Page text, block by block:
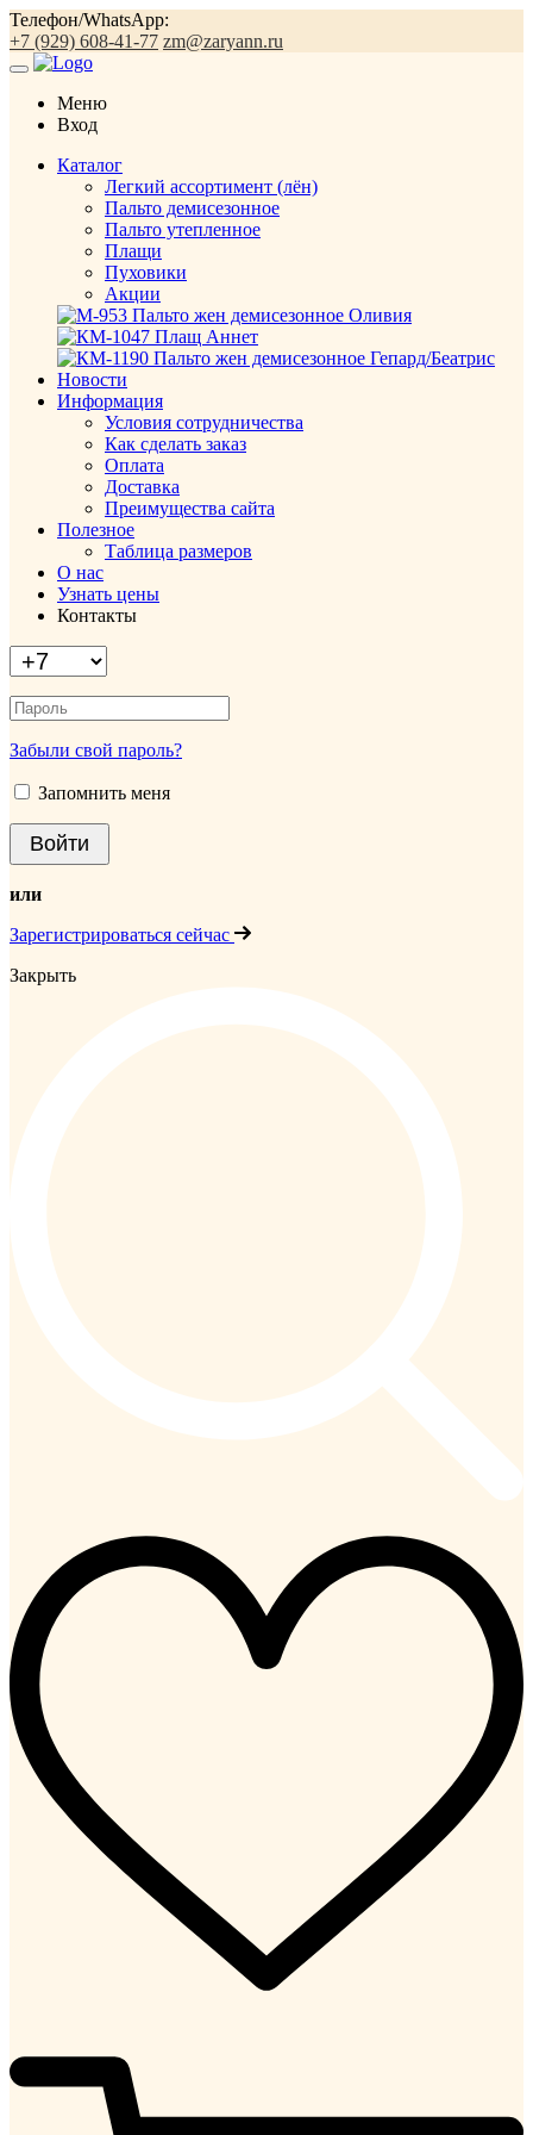
Телефон/WhatsApp:
+7 (929) 608-41-77 zm@zaryann.ru
Меню
Вход
Каталог
Легкий ассортимент (лён)
Пальто демисезонное
Пальто утепленное
Плащи
Пуховики
Акции
Новости
Информация
Условия сотрудничества
Как сделать заказ
Оплата
Доставка
Преимущества сайта
Полезное
Таблица размеров
О нас
Узнать цены
Контакты
Забыли свой пароль?
Запомнить меня
или
Зарегистрироваться сейчас
Закрыть